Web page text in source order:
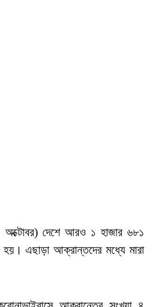
দেশে আরও ১ হাজার ৬৮১
এছাড়া আক্রান্তদের মধ্যে মারা